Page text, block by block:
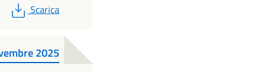
PDF
Scarica
2025